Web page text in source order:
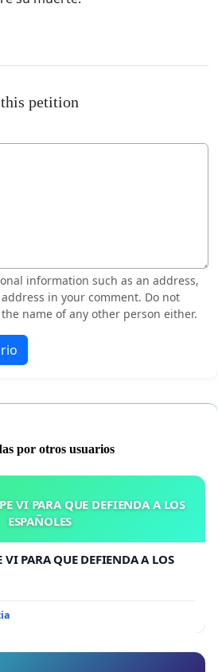
petition
information such as an address,
in your comment. Do not
name of any other person either.
por otros usuarios
VI PARA QUE DEFIENDA A LOS
ESPAÑOLES
VI PARA QUE DEFIENDA A LOS